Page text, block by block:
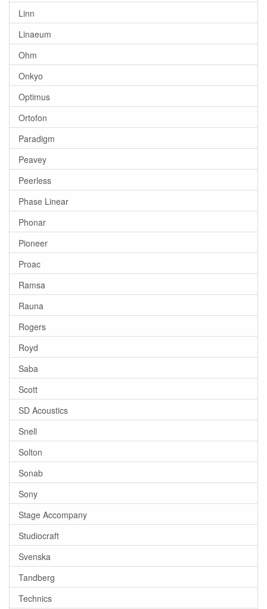
Linn
Linaeum
Ohm
Onkyo
Optimus
Ortofon
Paradigm
Peavey
Peerless
Phase Linear
Phonar
Pioneer
Proac
Ramsa
Rauna
Rogers
Royd
Saba
Scott
SD Acoustics
Snell
Solton
Sonab
Sony
Stage Accompany
Studiocraft
Svenska
Tandberg
Technics